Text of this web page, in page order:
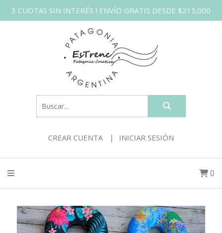
3 CUOTAS SIN INTERÉS l ENVÍO GRATIS DESDE $215.000
CREAR CUENTA INICIAR SESIÓN
0